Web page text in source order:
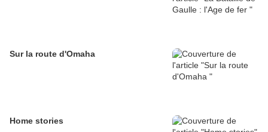
Sur la route d'Omaha
Home stories